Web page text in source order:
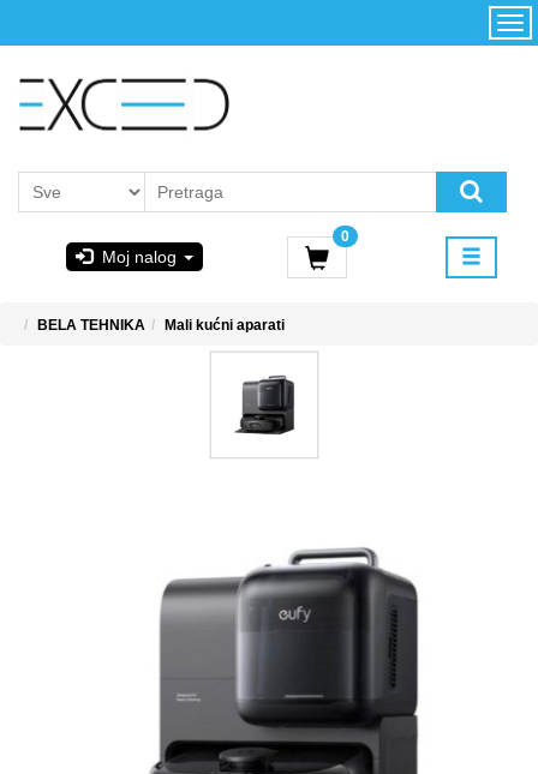
Moj nalog
0
Početna
korišćenja i
BELA TEHNIKA Mali kućni aparati